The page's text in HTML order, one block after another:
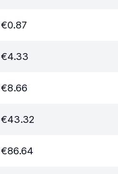
€0.87
€4.33
€8.66
€43.32
€86.64